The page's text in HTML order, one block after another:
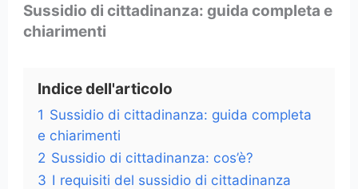
Sussidio di cittadinanza: guida completa e
chiarimenti
Indice dell'articolo
1 Sussidio di cittadinanza: guida completa
e chiarimenti
2 Sussidio di cittadinanza: cos’è?
3 I requisiti del sussidio di cittadinanza